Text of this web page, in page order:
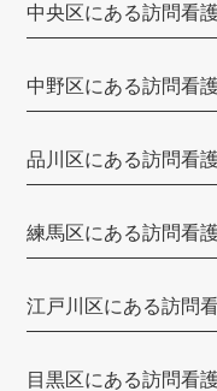
きらめき訪問看護
訪問看護ステーシ
いきいきSUN訪問
調布東山病院 在宅
タイムレス訪問看
中央区にある訪問看
中野区にある訪問看
品川区にある訪問看
練馬区にある訪問看
江戸川区にある訪問
目黒区にある訪問看